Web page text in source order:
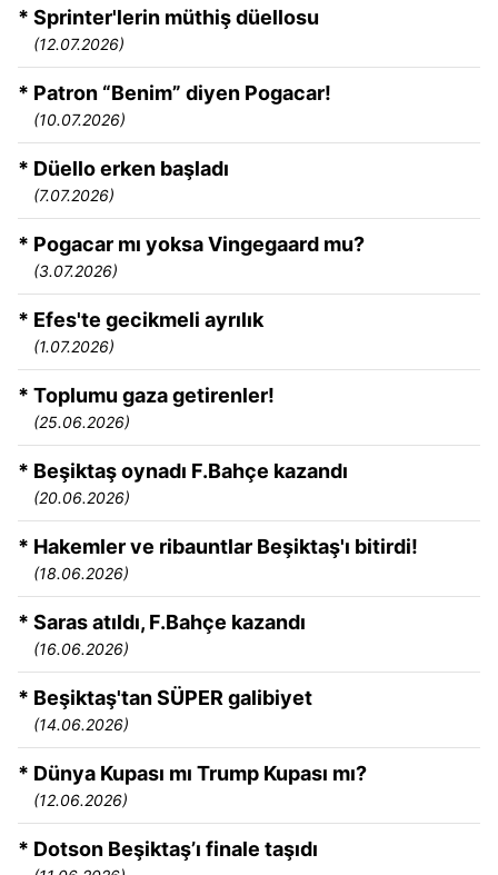
* Sprinter'lerin müthiş düellosu
(12.07.2026)
* Patron “Benim” diyen Pogacar!
(10.07.2026)
* Düello erken başladı
(7.07.2026)
* Pogacar mı yoksa Vingegaard mu?
(3.07.2026)
* Efes'te gecikmeli ayrılık
(1.07.2026)
* Toplumu gaza getirenler!
(25.06.2026)
* Beşiktaş oynadı F.Bahçe kazandı
(20.06.2026)
* Hakemler ve ribauntlar Beşiktaş'ı bitirdi!
(18.06.2026)
* Saras atıldı, F.Bahçe kazandı
(16.06.2026)
* Beşiktaş'tan SÜPER galibiyet
(14.06.2026)
* Dünya Kupası mı Trump Kupası mı?
(12.06.2026)
* Dotson Beşiktaş’ı finale taşıdı